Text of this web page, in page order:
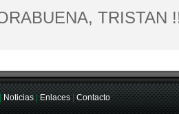
TRISTAN
Noticias| Enlaces| Contacto